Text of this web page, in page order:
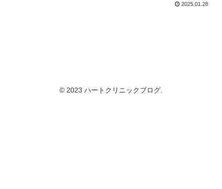
2025.01.28
© 2023 ハートクリニックブログ.